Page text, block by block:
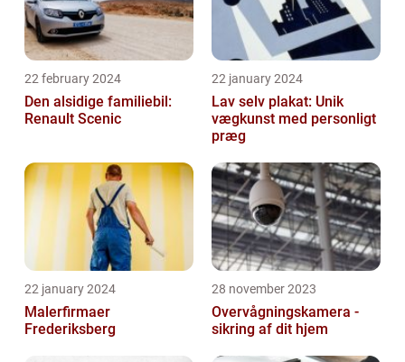
22 february 2024
Den alsidige familiebil:
Renault Scenic
22 january 2024
Lav selv plakat: Unik
vægkunst med personligt
præg
22 january 2024
Malerfirmaer
Frederiksberg
28 november 2023
Overvågningskamera -
sikring af dit hjem